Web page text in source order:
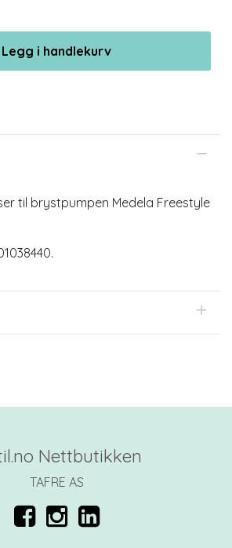
Legg i handlekurv
til brystpumpen Medela Freestyle
Nettbutikken
TAFRE AS